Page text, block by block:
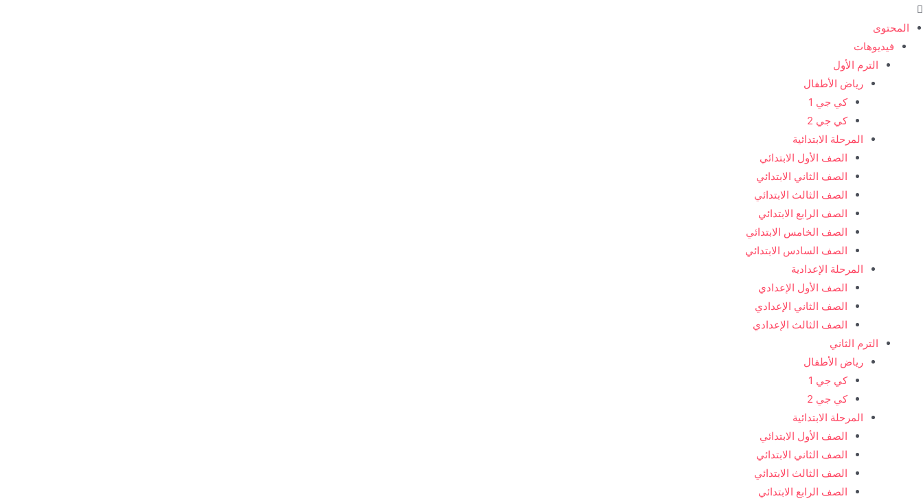
تخطي
إلى
المحتوى
المحتوى
فيديوهات
الترم الأول
رياض الأطفال
كي جي 1
كي جي 2
المرحلة الابتدائية
الصف الأول الابتدائي
الصف الثاني الابتدائي
الصف الثالث الابتدائي
الصف الرابع الابتدائي
الصف الخامس الابتدائي
الصف السادس الابتدائي
المرحلة الإعدادية
الصف الأول الإعدادي
الصف الثاني الإعدادي
الصف الثالث الإعدادي
الترم الثاني
رياض الأطفال
كي جي 1
كي جي 2
المرحلة الابتدائية
الصف الأول الابتدائي
الصف الثاني الابتدائي
الصف الثالث الابتدائي
الصف الرابع الابتدائي